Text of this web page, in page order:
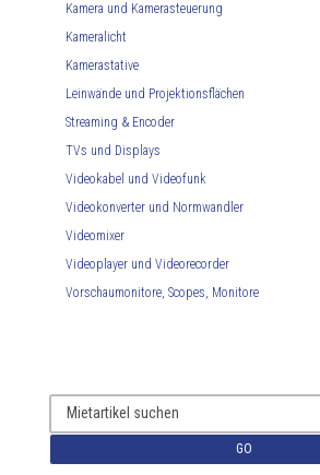
Kamera und Kamerasteuerung
Kameralicht
Kamerastative
Leinwände und Projektionsflächen
Streaming & Encoder
TVs und Displays
Videokabel und Videofunk
Videokonverter und Normwandler
Videomixer
Videoplayer und Videorecorder
Vorschaumonitore, Scopes, Monitore
GO